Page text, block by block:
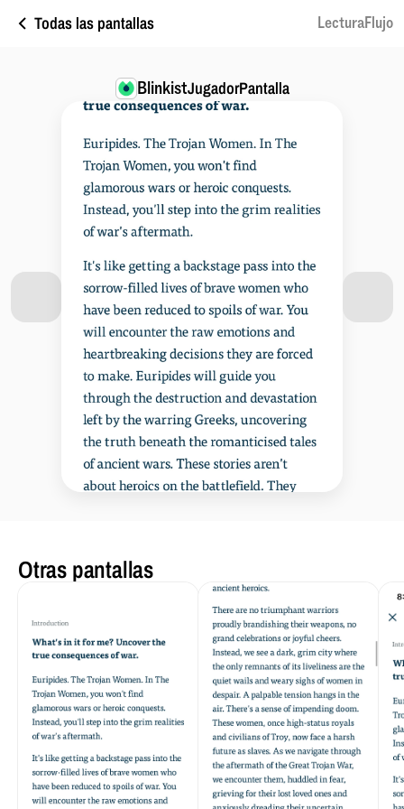
Todas las pantallas LecturaFlujo
BlinkistJugadorPantalla
Otras pantallas